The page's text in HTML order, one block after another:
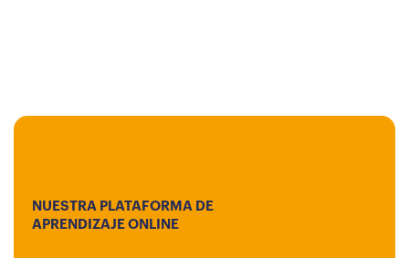
NUESTRA PLATAFORMA DE
APRENDIZAJE ONLINE